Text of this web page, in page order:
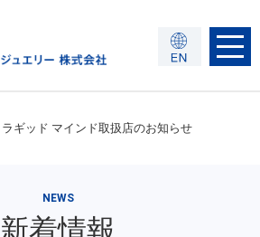
ラギッド マインド取扱店のお知らせ
NEWS
新着情報